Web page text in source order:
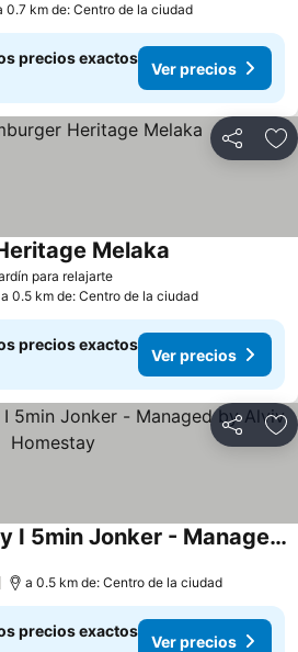
0.7 km de: Centro de la ciudad
precios exactos
Ver precios
Compartir
para relajarte
Melaka
a 0.5 km de: Centro de la ciudad
precios exactos
Ver precios
Compartir
Bibik Heritage Stay I 5min Jonker - Managed by Alviv Homestay
a 0.5 km de: Centro de la ciudad
precios exactos
Ver precios